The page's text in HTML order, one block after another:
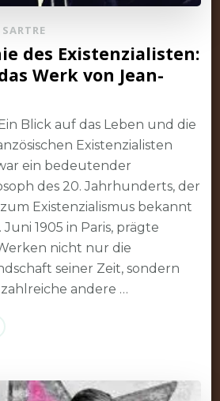
SARTRE
des Existenzialisten:
Werk von Jean-
Blick auf das Leben und die
Existenzialisten
ein bedeutender
des 20. Jahrhunderts, der
Existenzialismus bekannt
Juni 1905 in Paris, prägte
nicht nur die
seiner Zeit, sondern
andere …